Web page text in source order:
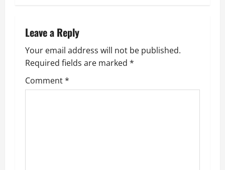
a
v
i
g
Leave a Reply
Your email address will not be published.
Required fields are marked *
Comment*